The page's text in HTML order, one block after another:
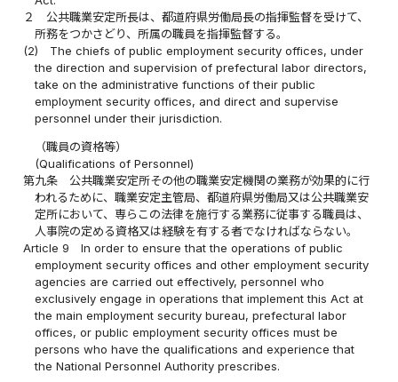
２
公共職業安定所長は、都道府県労働局長の指揮監督を受けて、
所務をつかさどり、所属の職員を指揮監督する。
(2)
The chiefs of public employment security offices, under
the direction and supervision of prefectural labor directors,
take on the administrative functions of their public
employment security offices, and direct and supervise
personnel under their jurisdiction.
（職員の資格等）
(Qualifications of Personnel)
第九条
公共職業安定所その他の職業安定機関の業務が効果的に行
われるために、職業安定主管局、都道府県労働局又は公共職業安
定所において、専らこの法律を施行する業務に従事する職員は、
人事院の定める資格又は経験を有する者でなければならない。
Article 9
In order to ensure that the operations of public
employment security offices and other employment security
agencies are carried out effectively, personnel who
exclusively engage in operations that implement this Act at
the main employment security bureau, prefectural labor
offices, or public employment security offices must be
persons who have the qualifications and experience that
the National Personnel Authority prescribes.